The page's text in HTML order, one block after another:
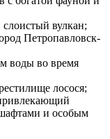
вулкан;
Петропавловск-
воды во время
лосося;
и особым